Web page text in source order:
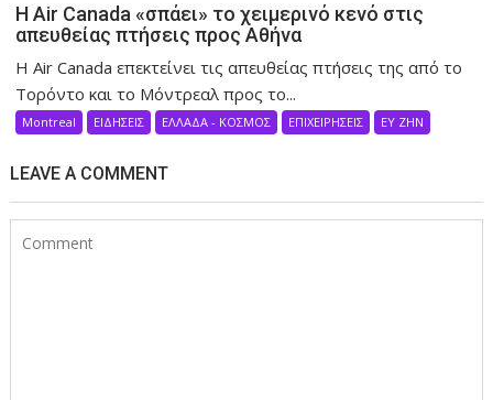
Η Air Canada «σπάει» το χειμερινό κενό στις
απευθείας πτήσεις προς Αθήνα
Η Air Canada επεκτείνει τις απευθείας πτήσεις της από το
Τορόντο και το Μόντρεαλ προς το...
Montreal ΕΙΔΗΣΕΙΣ ΕΛΛΑΔΑ - ΚΟΣΜΟΣ ΕΠΙΧΕΙΡΗΣΕΙΣ ΕΥ ΖΗΝ
LEAVE A COMMENT